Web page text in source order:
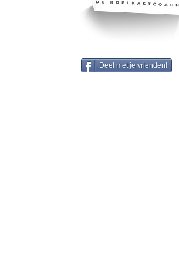
Deel met je vrienden!